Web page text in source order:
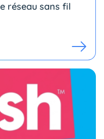
réseau sans fil